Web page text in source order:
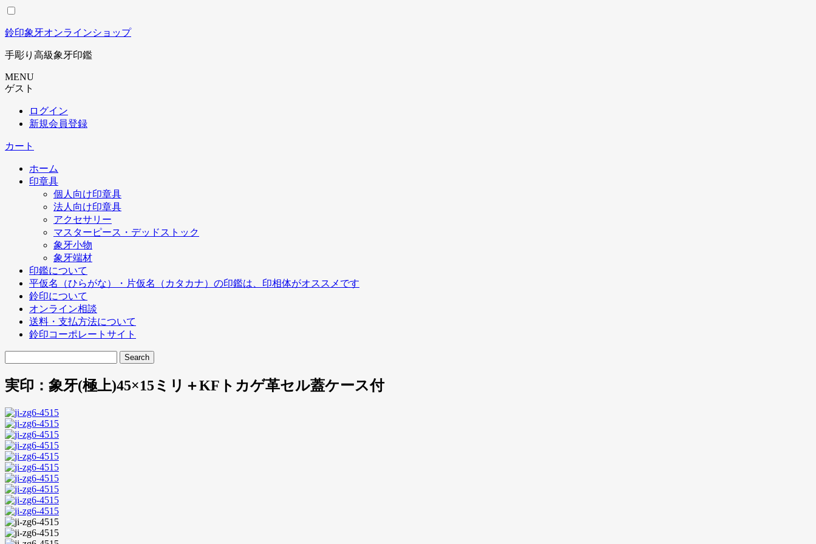
コ
テ
ン
ツ
に
ス
鈴印象牙オンラインショップ
手彫り高級象牙印鑑
MENU
ゲスト
ログイン
新規会員登録
カート
ホーム
印章具
個人向け印章具
法人向け印章具
アクセサリー
マスターピース・デッドストック
象牙小物
象牙端材
印鑑について
平仮名（ひらがな）・片仮名（カタカナ）の印鑑は、印相体がオススメです
鈴印について
オンライン相談
送料・支払方法について
鈴印コーポレートサイト
実印：象牙(極上)45×15ミリ＋KFトカゲ革セル蓋ケース付